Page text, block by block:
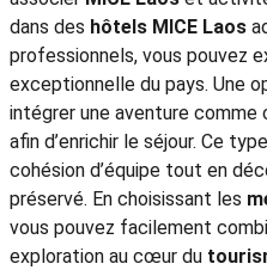
meilleurs‎
une sélection d’adresses‎ qui
tourisme d’affaires au Laos.
espaces fonctionnels pour les
événements professionnels.‎ Ils
confortables,‎ un service‎ attentif
faciliter vos déplacements‎ et vos
tourisme MICE Laos
équilibrés entre travail‎ et détente
Les‎ hébergements pour
votre disposition‎ des solutions‎
partenaires dans de bonnes‎